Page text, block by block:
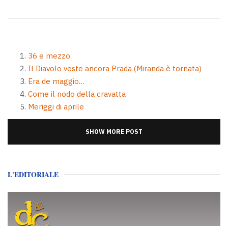
36 e mezzo
Il Diavolo veste ancora Prada (Miranda è tornata)
Era de maggio…
Come il nodo della cravatta
Meriggi di aprile
SHOW MORE POST
L'EDITORIALE